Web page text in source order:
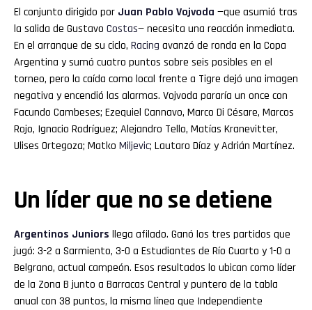
El conjunto dirigido por Juan Pablo Vojvoda —que asumió tras
la salida de Gustavo Costas— necesita una reacción inmediata.
En el arranque de su ciclo, Racing avanzó de ronda en la Copa
Argentina y sumó cuatro puntos sobre seis posibles en el
torneo, pero la caída como local frente a Tigre dejó una imagen
negativa y encendió las alarmas. Vojvoda pararía un once con
Facundo Cambeses; Ezequiel Cannavo, Marco Di Césare, Marcos
Rojo, Ignacio Rodríguez; Alejandro Tello, Matías Kranevitter,
Ulises Ortegoza; Matko Miljevic; Lautaro Díaz y Adrián Martínez.
Un líder que no se detiene
Argentinos Juniors llega afilado. Ganó los tres partidos que
jugó: 3-2 a Sarmiento, 3-0 a Estudiantes de Río Cuarto y 1-0 a
Belgrano, actual campeón. Esos resultados lo ubican como líder
de la Zona B junto a Barracas Central y puntero de la tabla
anual con 38 puntos, la misma línea que Independiente